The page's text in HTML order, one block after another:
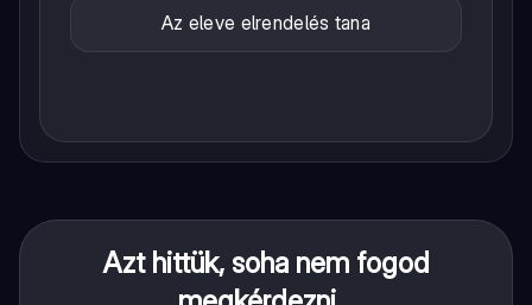
Az eleve elrendelés tana
Azt hittük, soha nem fogod